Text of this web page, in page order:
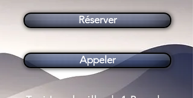
Réserver
Appeler